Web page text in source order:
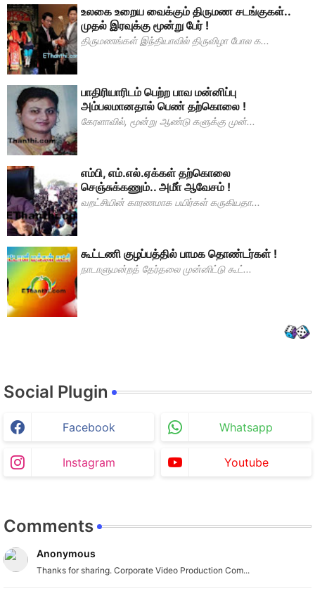
உலகை உறைய வைக்கும் திருமண சடங்குகள்..
முதல் இரவுக்கு மூன்று பேர் !
திருமணங்கள் இந்தியாவில் திருவிழா போல க...
பாதிரியாரிடம் பெற்ற பாவ மன்னிப்பு
அம்பலமானதால் பெண் தற்கொலை !
கேரளாவில், மூன்று ஆண்டு களுக்கு முன்...
எம்பி, எம்.எல்.ஏக்கள் தற்கொலை
செஞ்சுக்கணும்.. அமீா் ஆவேசம் !
வறட்சியின் காரணமாக பயிர்கள் கருகியதா...
கூட்டணி குழப்பத்தில் பாமக தொண்டர்கள் !
நாடாளுமன்றத் தேர்தலை முன்னிட்டு கூட்...
Social Plugin
Facebook Whatsapp
Instagram Youtube
Comments
Anonymous
Thanks for sharing. Corporate Video Production Com...